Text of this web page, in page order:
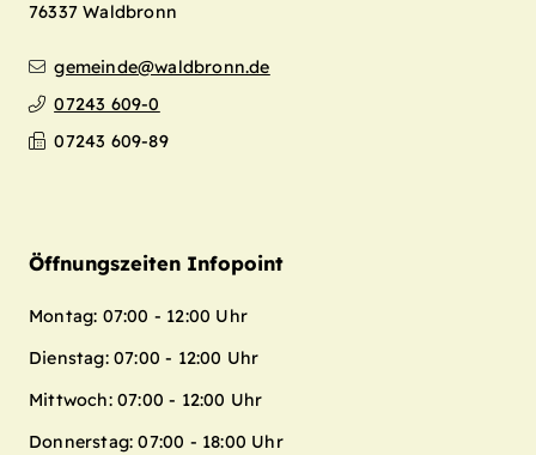
76337 Waldbronn
gemeinde@waldbronn.de
07243 609-0
07243 609-89
Öffnungszeiten Infopoint
Montag: 07:00 - 12:00 Uhr
Dienstag: 07:00 - 12:00 Uhr
Mittwoch: 07:00 - 12:00 Uhr
Donnerstag: 07:00 - 18:00 Uhr